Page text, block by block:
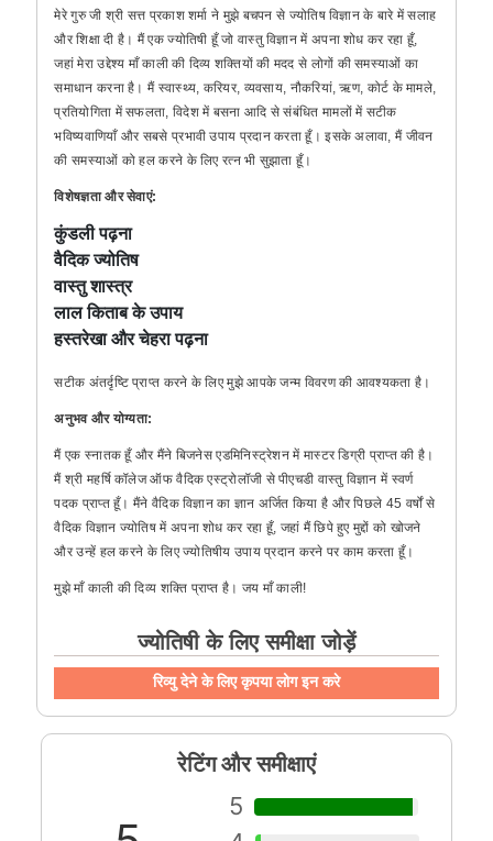
मेरे गुरु जी श्री सत्त प्रकाश शर्मा ने मुझे बचपन से ज्योतिष विज्ञान के बारे में सलाह
और शिक्षा दी है। मैं एक ज्योतिषी हूँ जो वास्तु विज्ञान में अपना शोध कर रहा हूँ,
जहां मेरा उद्देश्य माँ काली की दिव्य शक्तियों की मदद से लोगों की समस्याओं का
समाधान करना है। मैं स्वास्थ्य, करियर, व्यवसाय, नौकरियां, ऋण, कोर्ट के मामले,
प्रतियोगिता में सफलता, विदेश में बसना आदि से संबंधित मामलों में सटीक
भविष्यवाणियाँ और सबसे प्रभावी उपाय प्रदान करता हूँ। इसके अलावा, मैं जीवन
की समस्याओं को हल करने के लिए रत्न भी सुझाता हूँ।
विशेषज्ञता और सेवाएं:
कुंडली पढ़ना
वैदिक ज्योतिष
वास्तु शास्त्र
लाल किताब के उपाय
हस्तरेखा और चेहरा पढ़ना
सटीक अंतर्दृष्टि प्राप्त करने के लिए मुझे आपके जन्म विवरण की आवश्यकता है।
अनुभव और योग्यता:
मैं एक स्नातक हूँ और मैंने बिजनेस एडमिनिस्ट्रेशन में मास्टर डिग्री प्राप्त की है।
मैं श्री महर्षि कॉलेज ऑफ वैदिक एस्ट्रोलॉजी से पीएचडी वास्तु विज्ञान में स्वर्ण
पदक प्राप्त हूँ। मैंने वैदिक विज्ञान का ज्ञान अर्जित किया है और पिछले 45 वर्षों से
वैदिक विज्ञान ज्योतिष में अपना शोध कर रहा हूँ, जहां मैं छिपे हुए मुद्दों को खोजने
और उन्हें हल करने के लिए ज्योतिषीय उपाय प्रदान करने पर काम करता हूँ।
मुझे माँ काली की दिव्य शक्ति प्राप्त है। जय माँ काली!
ज्योतिषी के लिए समीक्षा जोड़ें
रिव्यु देने के लिए कृपया लोग इन करे
रेटिंग और समीक्षाएं
5